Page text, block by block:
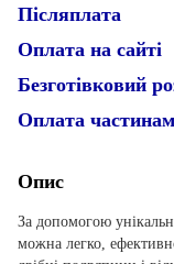
Післяплата
Оплата на сайті
Безготівковий
Оплата
Опис
За допомогою
можна легко,